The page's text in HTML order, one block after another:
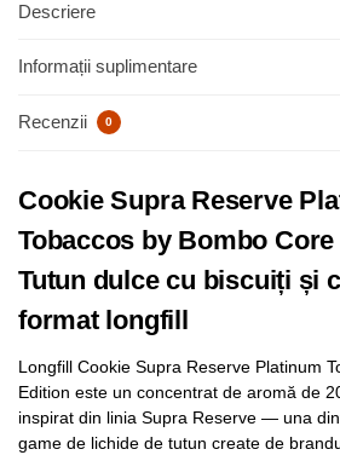
Descriere
Informații suplimentare
Recenzii 0
Cookie Supra Reserve
Tobaccos by Bombo
Tutun dulce cu biscuiți și
format longfill
Longfill Cookie Supra Reserve Platinum
Edition este un concentrat de aromă de
inspirat din linia Supra Reserve — una
game de lichide de tutun create de